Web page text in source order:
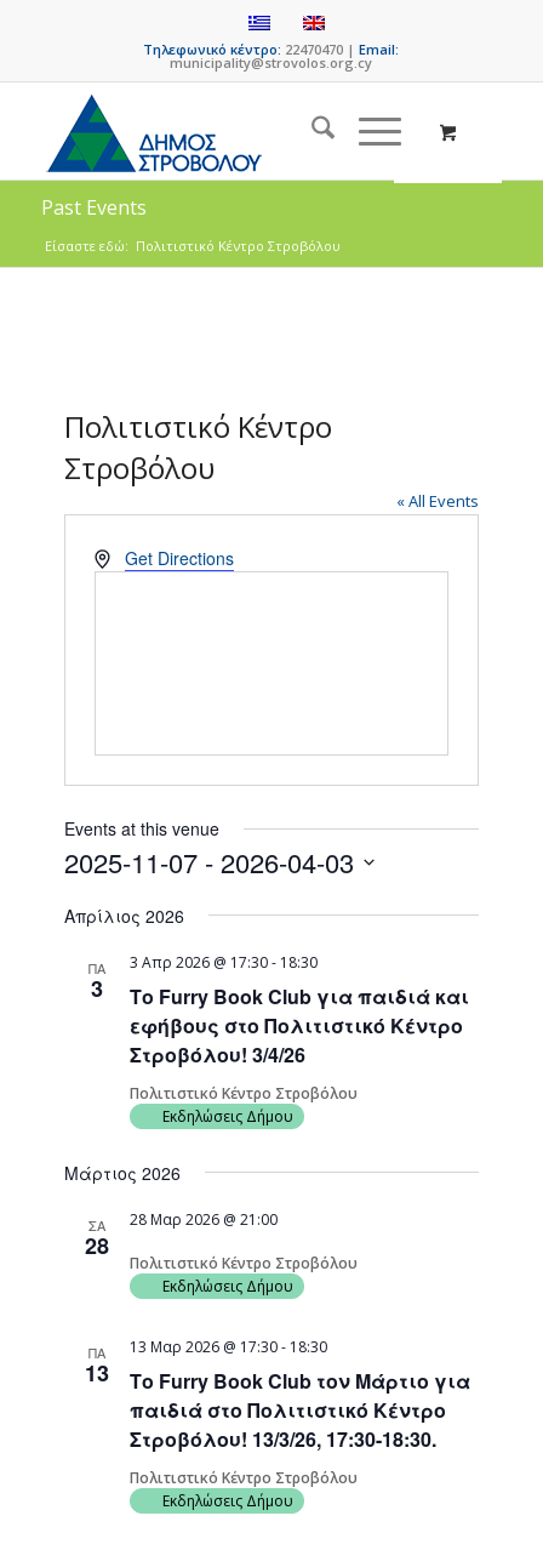
Τηλεφωνικό κέντρο: 22470470 |Email:
municipality@strovolos.org.cy
Past Events
Είσαστε εδώ: Πολιτιστικό Κέντρο Στροβόλου
Πολιτιστικό Κέντρο
Στροβόλου
« All Events
AddressGet Directions
Events at this venue
2025-11-07 - 2026-04-03
date.
Απρίλιος 2026
ΠΑ
3
Το Furry Book Club για παιδιά και
εφήβους στο Πολιτιστικό Κέντρο
Στροβόλου! 3/4/26
3 Απρ 2026 @ 17:30- 18:30
Πολιτιστικό Κέντρο Στροβόλου
Εκδηλώσεις Δήμου
Μάρτιος 2026
ΣΑ
28
28 Μαρ 2026 @ 21:00
Πολιτιστικό Κέντρο Στροβόλου
Εκδηλώσεις Δήμου
ΠΑ
13
Το Furry Book Club τον Μάρτιο για
παιδιά στο Πολιτιστικό Κέντρο
Στροβόλου! 13/3/26, 17:30-18:30.
13 Μαρ 2026 @ 17:30- 18:30
Πολιτιστικό Κέντρο Στροβόλου
Εκδηλώσεις Δήμου